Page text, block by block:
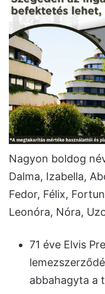
Nagyon boldog
Dalma, Izabella,
Fedor, Félix,
Leonóra, Nóra,
71 éve Elvis
abbahagyta a